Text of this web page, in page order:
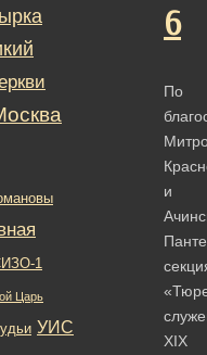
По
и
XIX
1
Царь
УИС